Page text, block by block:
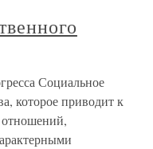
Социальное
которое приводит к